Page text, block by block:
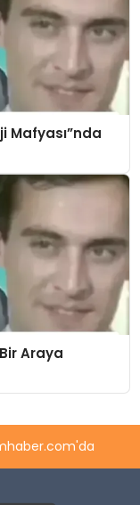
Mafyası”nda
Araya